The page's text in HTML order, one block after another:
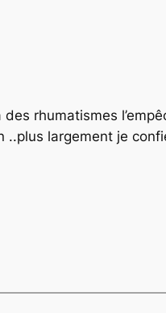
rhumatismes
largement je